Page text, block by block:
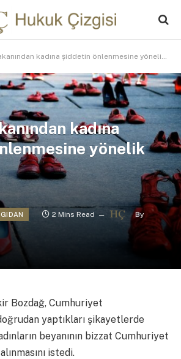
kadına şiddetin önlenmesine yönelik genelge
kadına
yönelik
2 Mins Read By
Bozdağ, Cumhuriyet
yaptıkları şikayetlerde
beyanının bizzat Cumhuriyet
istedi.